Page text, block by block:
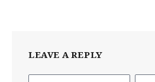
LEAVE A REPLY